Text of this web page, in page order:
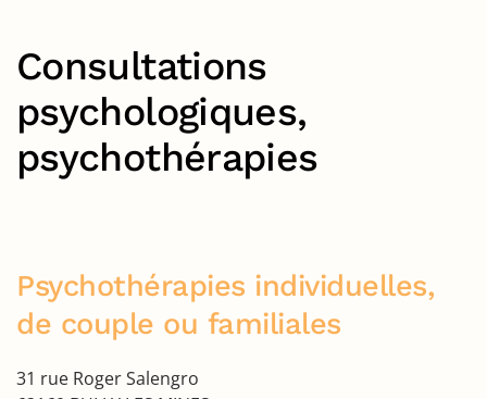
Consultations
psychologiques,
psychothérapies
Psychothérapies individuelles,
de couple ou familiales
31 rue Roger Salengro